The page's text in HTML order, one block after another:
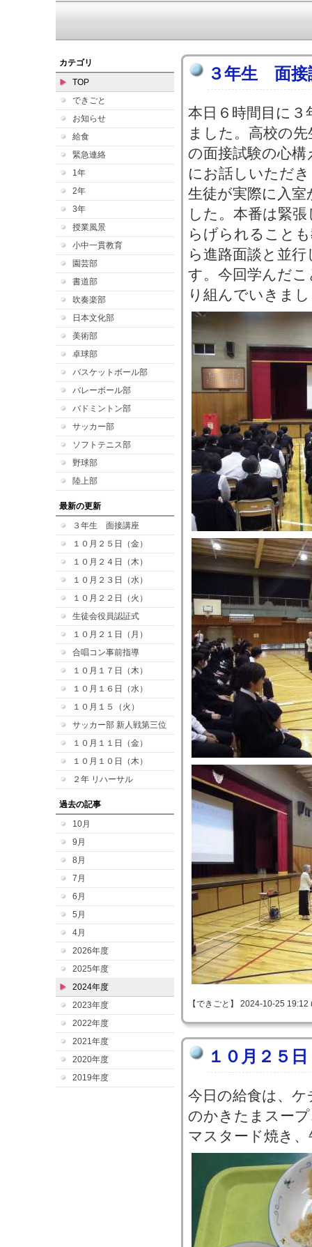
カテゴリ
TOP
できごと
お知らせ
給食
緊急連絡
1年
2年
3年
授業風景
小中一貫教育
園芸部
書道部
吹奏楽部
日本文化部
美術部
卓球部
バスケットボール部
バレーボール部
バドミントン部
サッカー部
ソフトテニス部
野球部
陸上部
最新の更新
３年生 面接講座
１０月２５日（金）
１０月２４日（木）
１０月２３日（水）
１０月２２日（火）
生徒会役員認証式
１０月２１日（月）
合唱コン事前指導
１０月１７日（木）
１０月１６日（水）
１０月１５（火）
サッカー部 新人戦第三位
１０月１１日（金）
１０月１０日（木）
２年 リハーサル
過去の記事
10月
9月
8月
7月
6月
5月
4月
2026年度
2025年度
2024年度
2023年度
2022年度
2021年度
2020年度
2019年度
３年生 面接
本日６時間目に３
ました。高校の
の面接試験の心
にお話しいただ
生徒が実際に入
した。本番は緊
らげられること
ら進路面談と並
す。今回学んだ
り組んでいきま
【できごと】 2024-10-25
１０月２５
今日の給食は、
のかきたまスー
マスタード焼き